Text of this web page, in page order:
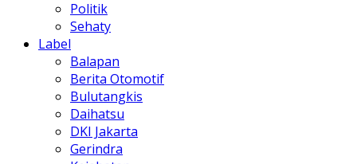
Politik
Sehaty
Label
Balapan
Berita Otomotif
Bulutangkis
Daihatsu
DKI Jakarta
Gerindra